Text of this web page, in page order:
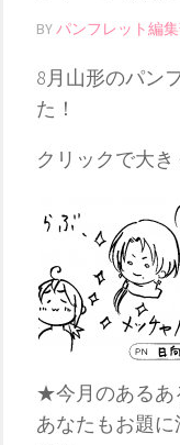
BYパンフレット編
8月山形のパン
た！
クリックで大
★今月のあるあ
あなたもお題